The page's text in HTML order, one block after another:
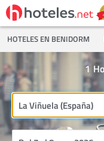
HOTELES EN BENIDORM
1